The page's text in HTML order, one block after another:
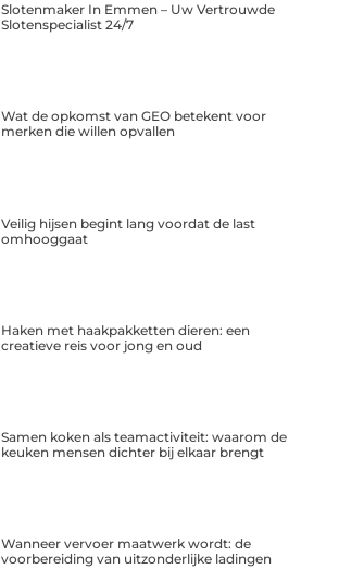
Slotenmaker In Emmen – Uw Vertrouwde
Slotenspecialist 24/7
Wat de opkomst van GEO betekent voor
merken die willen opvallen
Veilig hijsen begint lang voordat de last
omhooggaat
Haken met haakpakketten dieren: een
creatieve reis voor jong en oud
Samen koken als teamactiviteit: waarom de
keuken mensen dichter bij elkaar brengt
Wanneer vervoer maatwerk wordt: de
voorbereiding van uitzonderlijke ladingen